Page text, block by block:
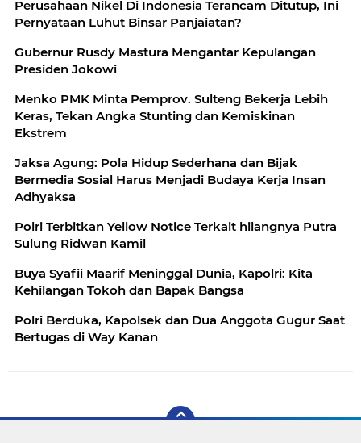
Perusahaan Nikel Di Indonesia Terancam Ditutup, Ini
Pernyataan Luhut Binsar Panjaiatan?
Gubernur Rusdy Mastura Mengantar Kepulangan
Presiden Jokowi
Menko PMK Minta Pemprov. Sulteng Bekerja Lebih
Keras, Tekan Angka Stunting dan Kemiskinan
Ekstrem
Jaksa Agung: Pola Hidup Sederhana dan Bijak
Bermedia Sosial Harus Menjadi Budaya Kerja Insan
Adhyaksa
Polri Terbitkan Yellow Notice Terkait hilangnya Putra
Sulung Ridwan Kamil
Buya Syafii Maarif Meninggal Dunia, Kapolri: Kita
Kehilangan Tokoh dan Bapak Bangsa
Polri Berduka, Kapolsek dan Dua Anggota Gugur Saat
Bertugas di Way Kanan